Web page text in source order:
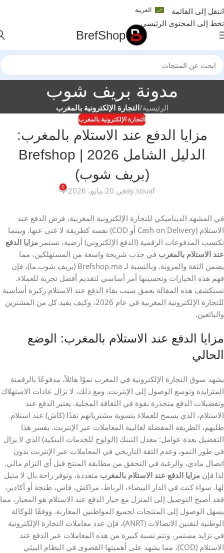
انتقل إلى القائمة
تخط إلى المحتوى الرئيسي
العربية
BrefShop
مدونة بريف شوب
الرئيسية/التجارة الإلكترونية بالمغرب
التجارة الإلكترونية بالمغرب
مزايا الدفع عند الاستلام بالمغرب:
الدليل الشامل 2026 | Brefshop
(بريف شوب)
ay.souafفي 20 مايو، 2026 0
في المشهد الديناميكي للتجارة الإلكترونية المغربية، فرض الدفع عند
الاستلام (Cash on Delivery أو COD) نفسه كطريقة لا غنى عنها. وبينما
تكتسب المدفوعات الرقمية (الدفع الإلكتروني) أرضية، تستمر مزايا الدفع
عند الاستلام بالمغرب في جذب شريحة واسعة من المستهلكين، مما
يضمن الثقة والمرونة. وبالنسبة لـ Brefshop.ma (بريف شوب.ما)، فإن
فهم هذه الخيارات وتحسينها أمر أساسي لتقديم أفضل تجربة للعملاء.
تستكشف هذه المقالة بعمق سبب بقاء الدفع عند الاستلام ركيزة أساسية
للتجارة الإلكترونية المغربية في عام 2026، وكيف يفيد كل من المشترين
والبائعين.
مزايا الدفع عند الاستلام بالمغرب: الوضع
الحالي
يشهد سوق التجارة الإلكترونية في المغرب نموًا هائلاً، مدفوعًا بالرقمنة
المتزايدة وتوسع الوصول إلى الإنترنت. ومع ذلك، لا تزال عادات الاستهلاك
وتفضيلات الدفع متجذرة بقوة في الثقافة المحلية. يعتبر الدفع عند
الاستلام، الذي يسمح للعملاء بتسوية مشترياتهم نقدًا (كاش) عند استلام
طلبهم، الطريقة المفضلة لغالبية المعاملات عبر الإنترنت. يفسر هذا
التفضيل بعدة عوامل: معدل التبنك (الولوج للخدمات البنكية) الذي لا يزال
في طور النمو، وعدم الثقة التاريخي في المعاملات عبر الإنترنت بدون
اتصال مادي، والرغبة في التحقق من مطابقة المنتج قبل أي التزام مالي.
لذا فإن مزايا الدفع عند الاستلام بالمغرب متعددة، وتوفر راحة بال لا مثيل
لها. سواء كنت في الدار البيضاء، الرباط، مراكش، فاس، طنجة أو أكادير،
فقد أصبح التوصيل إلى المنزل مع خيار الدفع عند الاستلام هو المعيار، مما
يسهل الوصول إلى المنتجات لجميع المواطنين المغاربة. ووفقًا للوكالة
الوطنية لتقنين الاتصالات (ANRT)، فإن عدد معاملات التجارة الإلكترونية
في تزايد مستمر، وتتم نسبة كبيرة من هذه المعاملات عبر الدفع عند
الاستلام (COD)، مما يشهد على أهميتها القصوى في النظام البيئي